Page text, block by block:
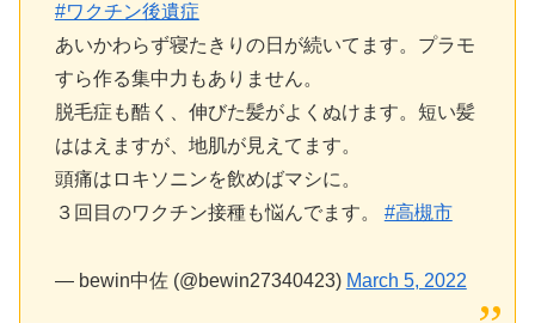
#ワクチン後遺症
あいかわらず寝たきりの日が続いてます。プラモ
すら作る集中力もありません。
脱毛症も酷く、伸びた髪がよくぬけます。短い髪
ははえますが、地肌が見えてます。
頭痛はロキソニンを飲めばマシに。
３回目のワクチン接種も悩んでます。 #高槻市
— bewin中佐 (@bewin27340423) March 5, 2022